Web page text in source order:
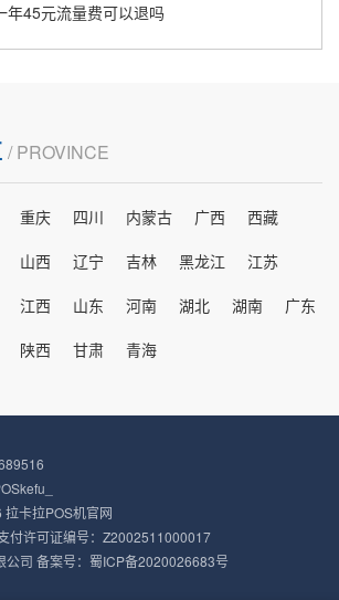
年45元流量费可以退吗
/ PROVINCE
重庆 四川 内蒙古 广西
西藏
山西 辽宁 吉林 黑龙江
江苏
江西 山东 河南 湖北 湖南
广东
陕西 甘肃 青海
卡拉POS机官网
付许可证编号：Z2002511000017
司 备案号： 蜀ICP备2020026683号